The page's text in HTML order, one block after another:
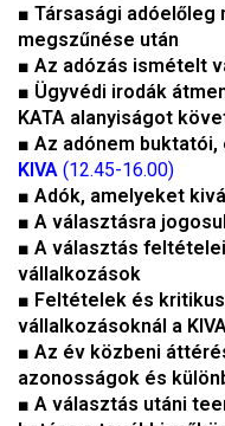
■ Társasági adóelőleg
megszűnése után
■ Az adózás ismételt
■ Ügyvédi irodák
KATA alanyiságot
■ Az adónem buktatói,
KIVA (12.45-16.00)
■ Adók, amelyeket
■ A választásra
■ A választás
vállalkozások
■ Feltételek és
vállalkozásoknál a
■ Az év közbeni
azonosságok és
■ A választás utáni